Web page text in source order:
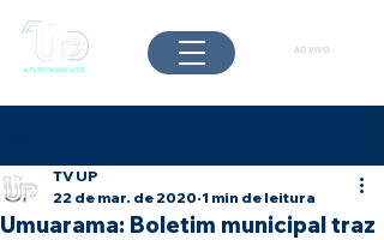
AO VIVO
Umuarama: Boletim municipal traz
TV UP
22 de mar. de 2020 1 min de leitura